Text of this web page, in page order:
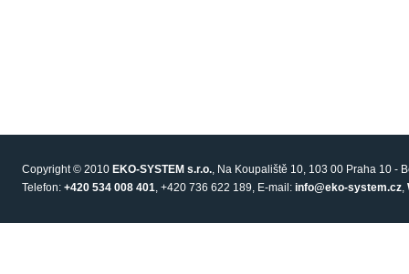
Copyright © 2010 EKO-SYSTEM s.r.o., Na Koupaliště 10, 103 00 Praha 10 -
Telefon: +420 534 008 401, +420 736 622 189, E-mail: info@eko-system.cz,